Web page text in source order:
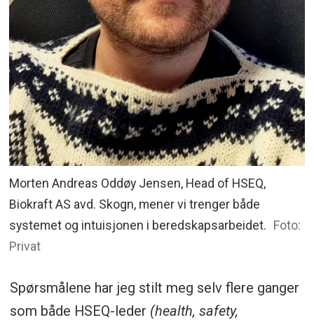
Morten Andreas Oddøy Jensen, Head of HSEQ,
Biokraft AS avd. Skogn, mener vi trenger både
systemet og intuisjonen i beredskapsarbeidet. Foto:
Privat
Spørsmålene har jeg stilt meg selv flere ganger
som både HSEQ-leder (health, safety,